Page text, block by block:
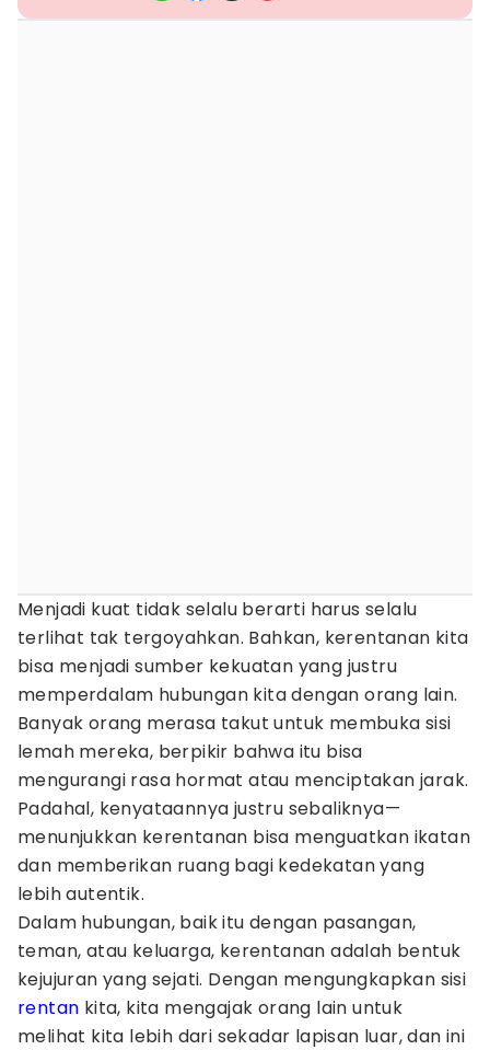
Menjadi kuat tidak selalu berarti harus selalu
terlihat tak tergoyahkan. Bahkan, kerentanan kita
bisa menjadi sumber kekuatan yang justru
memperdalam hubungan kita dengan orang lain.
Banyak orang merasa takut untuk membuka sisi
lemah mereka, berpikir bahwa itu bisa
mengurangi rasa hormat atau menciptakan jarak.
Padahal, kenyataannya justru sebaliknya—
menunjukkan kerentanan bisa menguatkan ikatan
dan memberikan ruang bagi kedekatan yang
lebih autentik.
Dalam hubungan, baik itu dengan pasangan,
teman, atau keluarga, kerentanan adalah bentuk
kejujuran yang sejati. Dengan mengungkapkan sisi
rentan kita, kita mengajak orang lain untuk
melihat kita lebih dari sekadar lapisan luar, dan ini